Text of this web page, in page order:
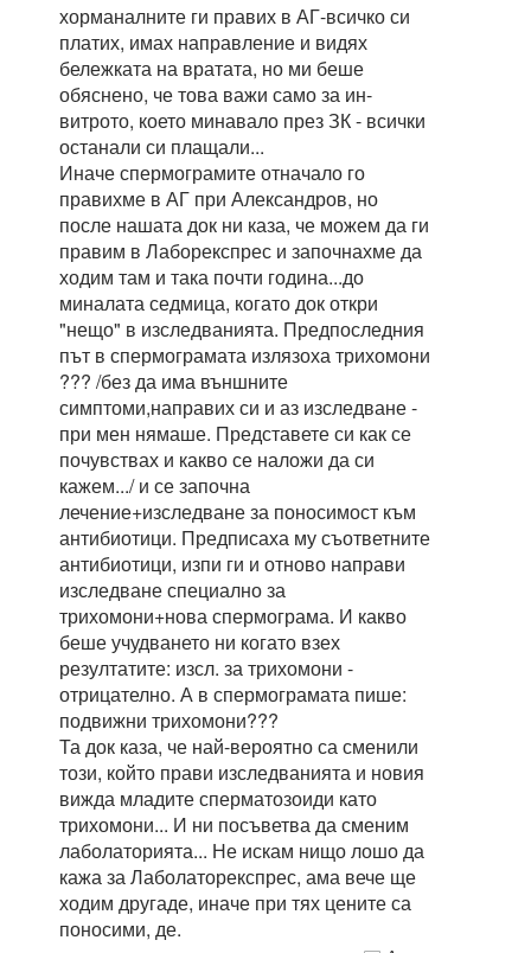
хорманалните ги правих в АГ-всичко си
платих, имах направление и видях
бележката на вратата, но ми беше
обяснено, че това важи само за ин-
витрото, което минавало през ЗК - всички
останали си плащали...
Иначе спермограмите отначало го
правихме в АГ при Александров, но
после нашата док ни каза, че можем да ги
правим в Лаборекспрес и започнахме да
ходим там и така почти година...до
миналата седмица, когато док откри
"нещо" в изследванията. Предпоследния
път в спермограмата излязоха трихомони
??? /без да има външните
симптоми,направих си и аз изследване -
при мен нямаше. Представете си как се
почувствах и какво се наложи да си
кажем.../ и се започна
лечение+изследване за поносимост към
антибиотици. Предписаха му съответните
антибиотици, изпи ги и отново направи
изследване специално за
трихомони+нова спермограма. И какво
беше учудването ни когато взех
резултатите: изсл. за трихомони -
отрицателно. А в спермограмата пише:
подвижни трихомони???
Та док каза, че най-вероятно са сменили
този, който прави изследванията и новия
вижда младите сперматозоиди като
трихомони... И ни посъветва да сменим
лаболаторията... Не искам нищо лошо да
кажа за Лаболаторекспрес, ама вече ще
ходим другаде, иначе при тях цените са
поносими, де.